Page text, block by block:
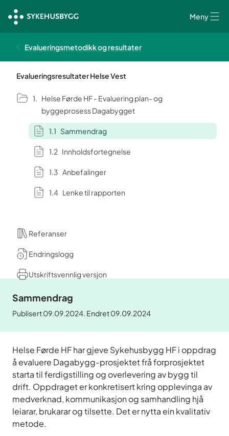
Meny
Evalueringsmetodikk og resultater
Evalueringsresultater Helse Vest
Helse Førde HF - Evaluering plan- og
byggeprosess Dagabygget
Sammendrag
Innholdsfortegnelse
Anbefalinger
Lenke til rapporten
Referanser
Endringslogg
Utskriftsvennlig versjon
Sammendrag
Publisert 09.09.2024. Endret 09.09.2024
Helse Førde HF har gjeve Sykehusbygg HF i oppdrag
å evaluere Dagabygg-prosjektet frå forprosjektet
starta til ferdigstilling og overlevering av bygg til
drift. Oppdraget er konkretisert kring opplevinga av
medverknad, kommunikasjon og samhandling hjå
leiarar, brukarar og tilsette. Det er nytta ein kvalitativ
metode.